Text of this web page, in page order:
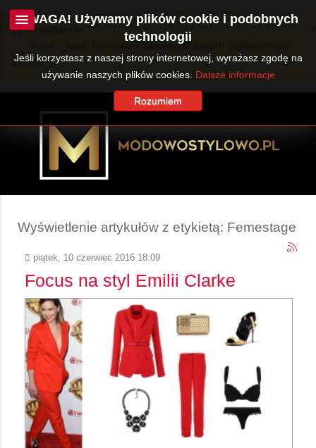
Ostrzeżenie
JUser::_load: Nie można załadować danych użytkownika o
ID: 360.
Wyświetlenie artykułów z etykietą: Femestage
piątek, 10 czerwiec 2016 18:09
Focus na styl Emilii Clarke
UWAGA! Używamy plików cookie i podobnych
technologii
Jeśli korzystasz z naszej strony internetowej, wyrażasz zgodę na
używanie naszych plików cookies. Dalsze informacje
Rozumiem